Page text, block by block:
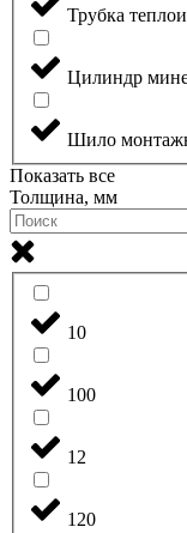
Трубка
Цилиндр
Шило
Показать все
Толщина, мм
10
100
12
120